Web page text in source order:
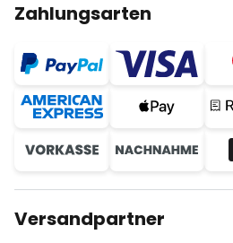
Zahlungsarten
Versandpartner